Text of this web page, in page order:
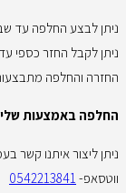
ניתן לבצע החלפה עד
ניתן לקבל החזר כספי
החזרה והחלפה
החלפה באמצעות
ניתן ליצור איתנו קשר
ווטסאפ- 0542213841